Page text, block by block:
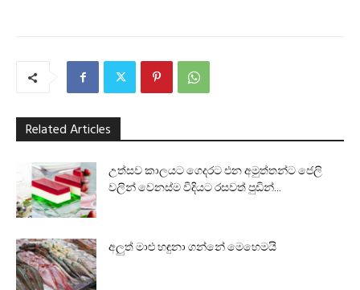
Related Articles
උත්සව කාලයට ගෙදරට එන අමුත්තන්ට ජෙලි
වලින් වෙනස්ම විදියට රසවත් පුඩින්...
අලුත් මාළු හඳුනා ගන්නේ මෙහෙමයි